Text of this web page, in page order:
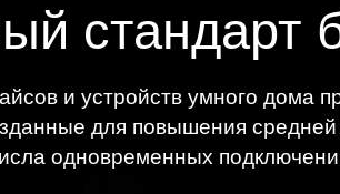
стандарт
и устройств умного
для повышения
одновременных